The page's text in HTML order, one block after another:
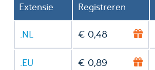
Extensie Registreren
.NL € 0,48
.EU € 0,89